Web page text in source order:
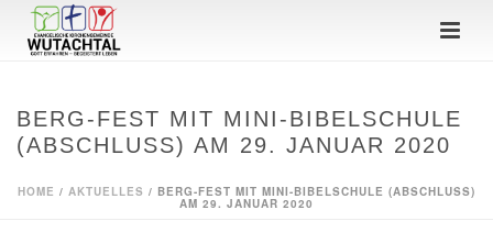
BERG-FEST MIT MINI-BIBELSCHULE
(ABSCHLUSS) AM 29. JANUAR 2020
HOME / AKTUELLES / BERG-FEST MIT MINI-BIBELSCHULE (ABSCHLUSS)
AM 29. JANUAR 2020